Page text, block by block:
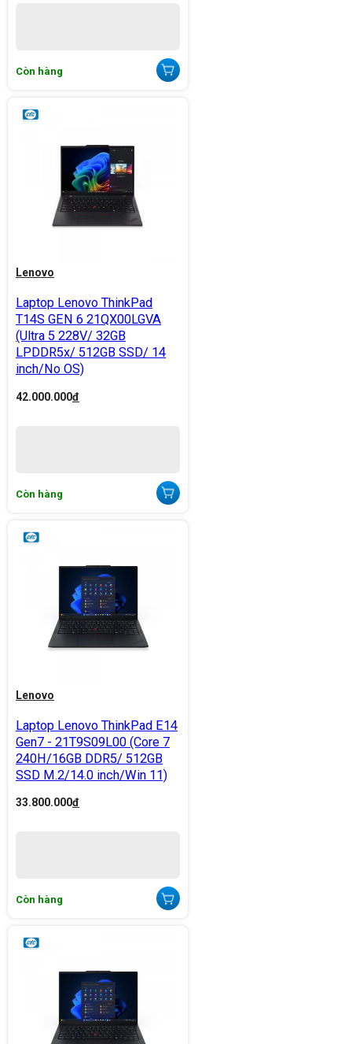
Còn hàng
Lenovo
Laptop Lenovo ThinkPad
T14S GEN 6 21QX00LGVA
(Ultra 5 228V/ 32GB
LPDDR5x/ 512GB SSD/ 14
inch/No OS)
42.000.000đ
Còn hàng
Lenovo
Laptop Lenovo ThinkPad E14
Gen7 - 21T9S09L00 (Core 7
240H/16GB DDR5/ 512GB
SSD M.2/14.0 inch/Win 11)
33.800.000đ
Còn hàng